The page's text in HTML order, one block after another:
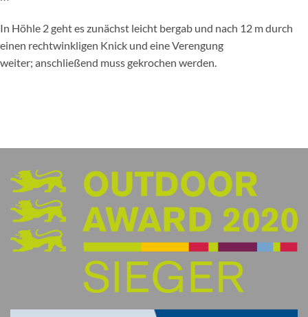
In Höhle 2 geht es zunächst leicht bergab und nach 12 m durch
einen rechtwinkligen Knick und eine Verengung
weiter; anschließend muss gekrochen werden.